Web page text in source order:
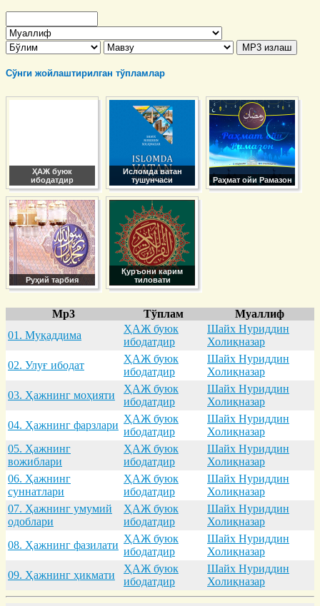
Сўнги жойлаштирилган тўпламлар
ҲАЖ буюк
ибодатдир
Исломда ватан
тушунчаси
Раҳмат ойи Рамазон
Руҳий тарбия
Қуръони карим
тиловати
Mp3 Тўплам
Муаллиф
01. Муқaддимa
ҲАЖ буюк
ибодатдир
Шайх Нуриддин
Холиқназар
02. Улуғ ибодaт
ҲАЖ буюк
ибодатдир
Шайх Нуриддин
Холиқназар
03. Ҳaжнинг моҳияти
ҲАЖ буюк
ибодатдир
Шайх Нуриддин
Холиқназар
04. Ҳaжнинг фaрзлaри
ҲАЖ буюк
ибодатдир
Шайх Нуриддин
Холиқназар
05. Ҳaжнинг
вожиблaри
ҲАЖ буюк
ибодатдир
Шайх Нуриддин
Холиқназар
06. Ҳaжнинг
суннaтлaри
ҲАЖ буюк
ибодатдир
Шайх Нуриддин
Холиқназар
07. Ҳaжнинг умумий
одоблaри
ҲАЖ буюк
ибодатдир
Шайх Нуриддин
Холиқназар
08. Ҳaжнинг фaзилaти
ҲАЖ буюк
ибодатдир
Шайх Нуриддин
Холиқназар
09. Ҳaжнинг ҳикмaти
ҲАЖ буюк
ибодатдир
Шайх Нуриддин
Холиқназар